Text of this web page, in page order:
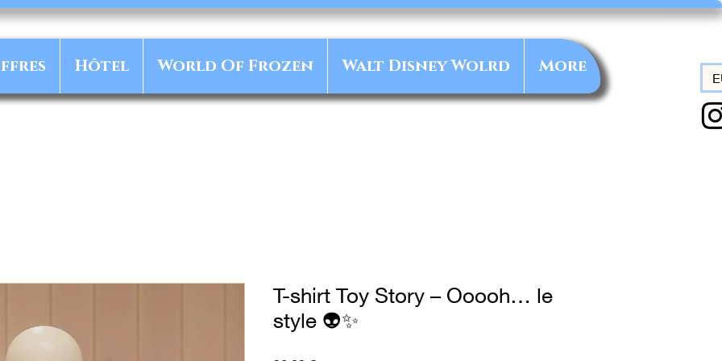
Hôtel World Of Frozen Walt Disney Wolrd More
T-shirt Toy Story – Ooooh… le
style 👽✨